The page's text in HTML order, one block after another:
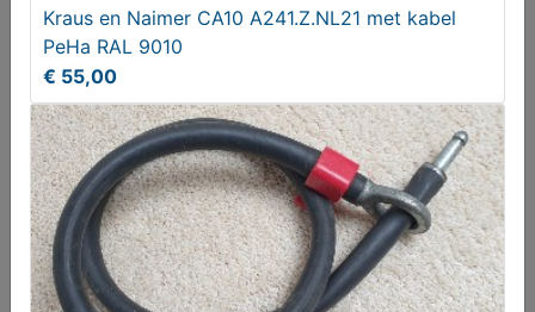
€ 23750,00
Kraus en Naimer CA10 A241.Z.NL21 met kabel
PeHa RAL 9010
€ 55,00